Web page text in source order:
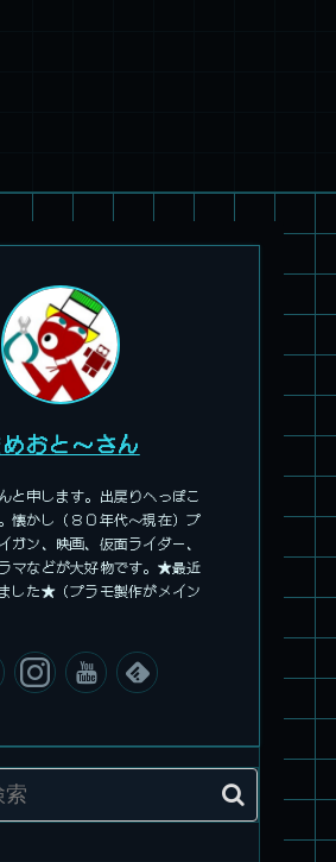
おと～さん
と申します。出戻りへっぽこ
懐かし（８０年代～現在）プ
ガン、映画、仮面ライダー、
マなどが大好物です。★最近
した★（プラモ製作がメイン